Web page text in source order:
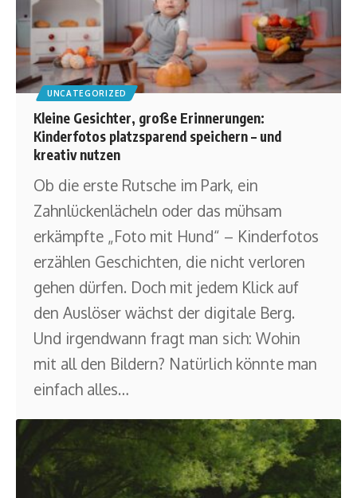
UNCATEGORIZED
Kleine Gesichter, große Erinnerungen:
Kinderfotos platzsparend speichern – und
kreativ nutzen
Ob die erste Rutsche im Park, ein
Zahnlückenlächeln oder das mühsam
erkämpfte „Foto mit Hund“ – Kinderfotos
erzählen Geschichten, die nicht verloren
gehen dürfen. Doch mit jedem Klick auf
den Auslöser wächst der digitale Berg.
Und irgendwann fragt man sich: Wohin
mit all den Bildern? Natürlich könnte man
einfach alles…